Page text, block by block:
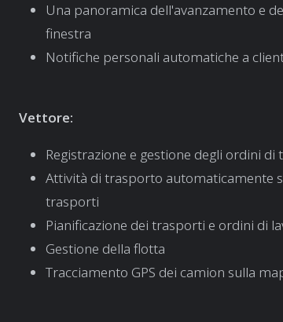
Una panoramica dell'avanzamento e
finestra
Notifiche personali automatiche a
Vettore:
Registrazione e gestione degli ordini di
Attività di trasporto automaticamente
trasporti
Pianificazione dei trasporti e ordini di
Gestione della flotta
Tracciamento GPS dei camion sulla